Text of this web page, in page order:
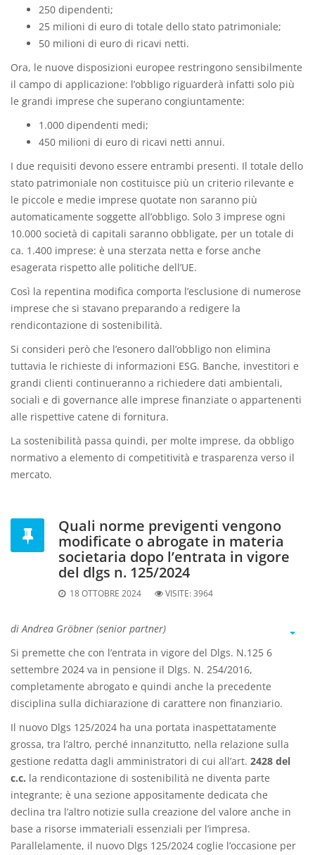
250 dipendenti;
25 milioni di euro di totale dello stato patrimoniale;
50 milioni di euro di ricavi netti.
Ora, le nuove disposizioni europee restringono sensibilmente
il campo di applicazione: l’obbligo riguarderà infatti solo più
le grandi imprese che superano congiuntamente:
1.000 dipendenti medi;
450 milioni di euro di ricavi netti annui.
I due requisiti devono essere entrambi presenti. Il totale dello
stato patrimoniale non costituisce più un criterio rilevante e
le piccole e medie imprese quotate non saranno più
automaticamente soggette all’obbligo. Solo 3 imprese ogni
10.000 società di capitali saranno obbligate, per un totale di
ca. 1.400 imprese: è una sterzata netta e forse anche
esagerata rispetto alle politiche dell’UE.
Così la repentina modifica comporta l’esclusione di numerose
imprese che si stavano preparando a redigere la
rendicontazione di sostenibilità.
Si consideri però che l’esonero dall’obbligo non elimina
tuttavia le richieste di informazioni ESG. Banche, investitori e
grandi clienti continueranno a richiedere dati ambientali,
sociali e di governance alle imprese finanziate o appartenenti
alle rispettive catene di fornitura.
La sostenibilità passa quindi, per molte imprese, da obbligo
normativo a elemento di competitività e trasparenza verso il
mercato.
Quali norme previgenti vengono
modificate o abrogate in materia
societaria dopo l’entrata in vigore
del dlgs n. 125/2024
18 OTTOBRE 2024 VISITE:3964
di Andrea Gröbner (senior partner)
Si premette che con l’entrata in vigore del Dlgs. N.125 6
settembre 2024 va in pensione il Dlgs. N. 254/2016,
completamente abrogato e quindi anche la precedente
disciplina sulla dichiarazione di carattere non finanziario.
Il nuovo Dlgs 125/2024 ha una portata inaspettatamente
grossa, tra l’altro, perché innanzitutto, nella relazione sulla
gestione redatta dagli amministratori di cui all’art. 2428 del
c.c. la rendicontazione di sostenibilità ne diventa parte
integrante; è una sezione appositamente dedicata che
declina tra l’altro notizie sulla creazione del valore anche in
base a risorse immateriali essenziali per l’impresa.
Parallelamente, il nuovo Dlgs 125/2024 coglie l’occasione per